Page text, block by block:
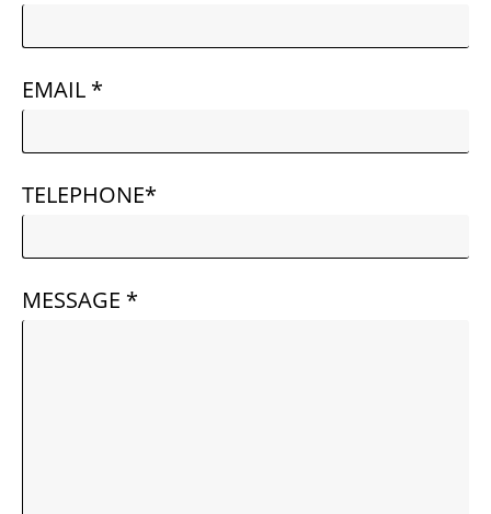
EMAIL *
TELEPHONE*
MESSAGE *